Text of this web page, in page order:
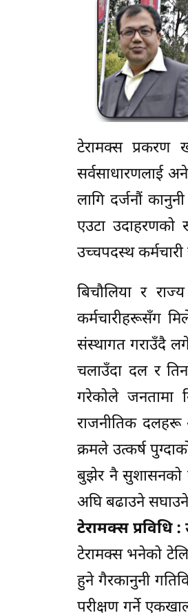
टेरामक्स प्रकरण
सर्वसाधारणलाई
लागि दर्जनौं
एउटा उदाहरणको
उच्चपदस्थ
बिचौलिया र
कर्मचारीहरूसँग
संस्थागत गराउँदै
चलाउँदा दल र
गरेकोले जनतामा
राजनीतिक दलहरू
क्रमले उत्कर्ष
बुझेर नै सुशासनको
अघि बढाउने
टेरामक्स प्रविधि :
टेरामक्स भनेको
हुने गैरकानुनी
परीक्षण गर्ने